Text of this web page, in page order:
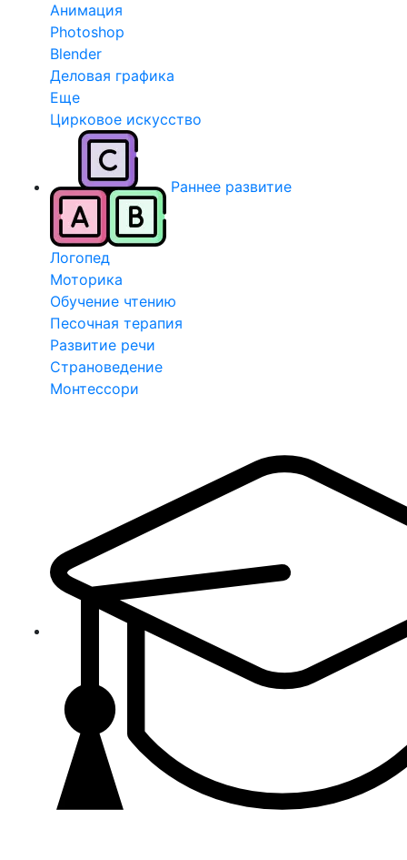
Анимация
Photoshop
Blender
Деловая графика
Еще
Цирковое искусство
Раннее развитие
Логопед
Моторика
Обучение чтению
Песочная терапия
Развитие речи
Страноведение
Монтессори